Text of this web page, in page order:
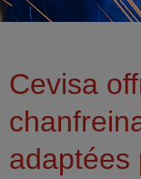
Vous êtes
Cevisa
adaptées